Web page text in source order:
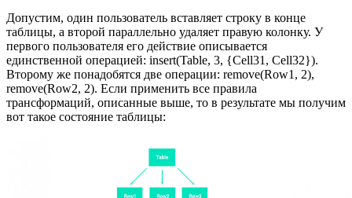
Допустим, один пользователь вставляет строку в конце
таблицы, а второй параллельно удаляет правую колонку. У
первого пользователя его действие описывается
единственной операцией: insert(Table, 3, {Cell31, Cell32}).
Второму же понадобятся две операции: remove(Row1, 2),
remove(Row2, 2). Если применить все правила
трансформаций, описанные выше, то в результате мы получим
вот такое состояние таблицы: